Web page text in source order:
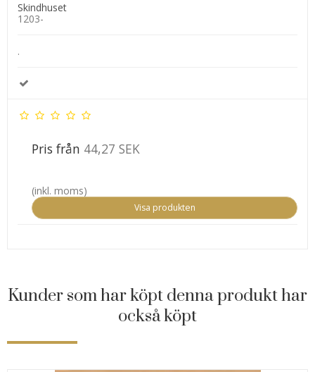
Skindhuset
1203-
.
Pris från 44,27 SEK
(inkl. moms)
Visa produkten
Kunder som har köpt denna produkt har
också köpt